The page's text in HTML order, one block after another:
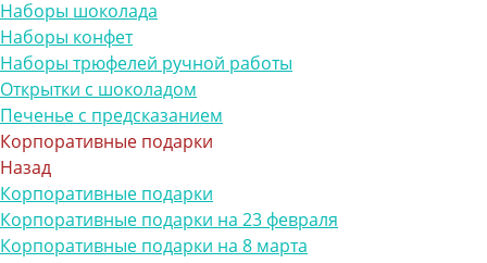
Наборы шоколада
Наборы конфет
Наборы трюфелей ручной работы
Открытки с шоколадом
Печенье с предсказанием
Корпоративные подарки
Назад
Корпоративные подарки
Корпоративные подарки на 23 февраля
Корпоративные подарки на 8 марта